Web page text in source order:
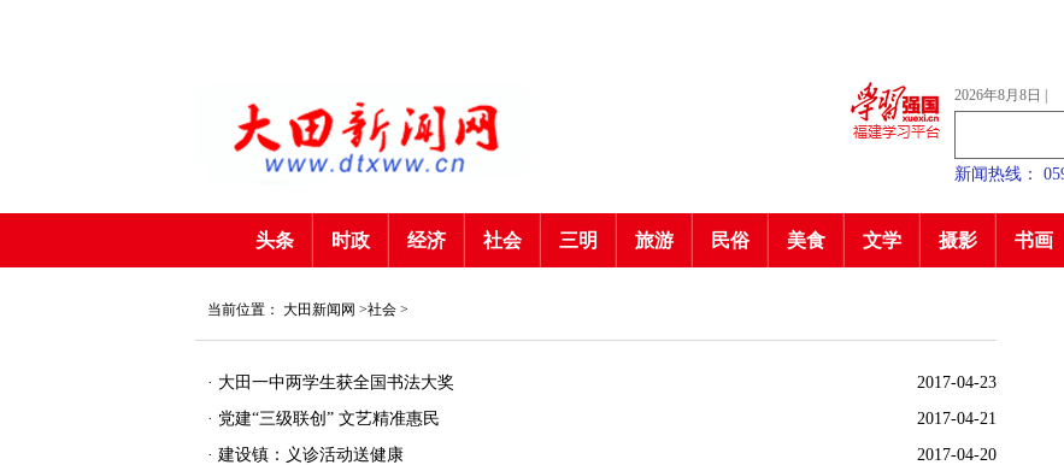
2026年8月8日
新闻热线：
头条 时政 经济 社会 三明 旅游 民俗 美食 文学 摄影 书画
当前位置： 大田新闻网 >社会 >
2017-04-23
· 大田一中两学生获全国书法大奖
2017-04-21
· 党建“三级联创” 文艺精准惠民
2017-04-20
· 建设镇：义诊活动送健康